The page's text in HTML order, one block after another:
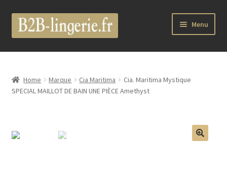
Aller
Aller
au
Menu
B2B Lingerie Site Officiel
Wholesale Registration Page
Boutique
Home Marque Cia Maritima
Cia. Maritima Mystique
SPECIAL MAILLOT DE BAIN UNE PIÈCE Amethyst